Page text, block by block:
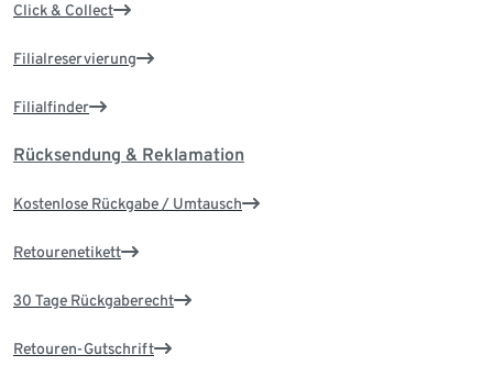
Click & Collect
Filialreservierung
Filialfinder
Rücksendung & Reklamation
Kostenlose Rückgabe / Umtausch
Retourenetikett
30 Tage Rückgaberecht
Retouren-Gutschrift